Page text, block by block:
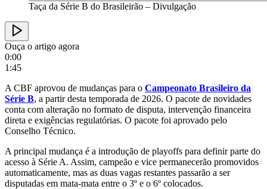
Taça da Série B do Brasileirão – Divulgação
Ouça o artigo agora
0:00
1:45
A CBF aprovou de mudanças para o Campeonato Brasileiro da
Série B, a partir desta temporada de 2026. O pacote de novidades
conta com alteração no formato de disputa, intervenção financeira
direta e exigências regulatórias. O pacote foi aprovado pelo
Conselho Técnico.
A principal mudança é a introdução de playoffs para definir parte do
acesso à Série A. Assim, campeão e vice permanecerão promovidos
automaticamente, mas as duas vagas restantes passarão a ser
disputadas em mata-mata entre o 3º e o 6º colocados.